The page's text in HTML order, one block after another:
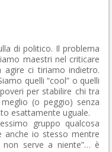
di politico. Il problema
maestri nel criticare
agire ci tiriamo indietro.
quelli “cool” o quelli
per stabilire chi tra
(o peggio) senza
esattamente uguale.
gruppo qualcosa
anche io stesso mentre
serve a niente”… è